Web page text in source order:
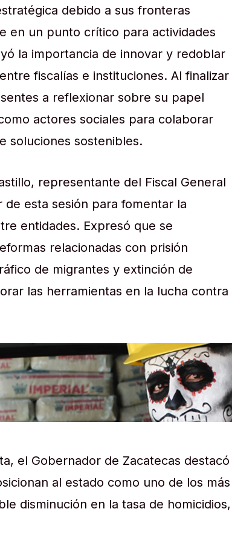
debido a sus fronteras
en un punto crítico para actividades
la importancia de innovar y redoblar
fiscalías e instituciones. Al finalizar
a reflexionar sobre su papel
actores sociales para colaborar
soluciones sostenibles.
representante del Fiscal General
esta sesión para fomentar la
entidades. Expresó que se
relacionadas con prisión
de migrantes y extinción de
las herramientas en la lucha contra
el Gobernador de Zacatecas destacó
al estado como uno de los más
disminución en la tasa de homicidios,